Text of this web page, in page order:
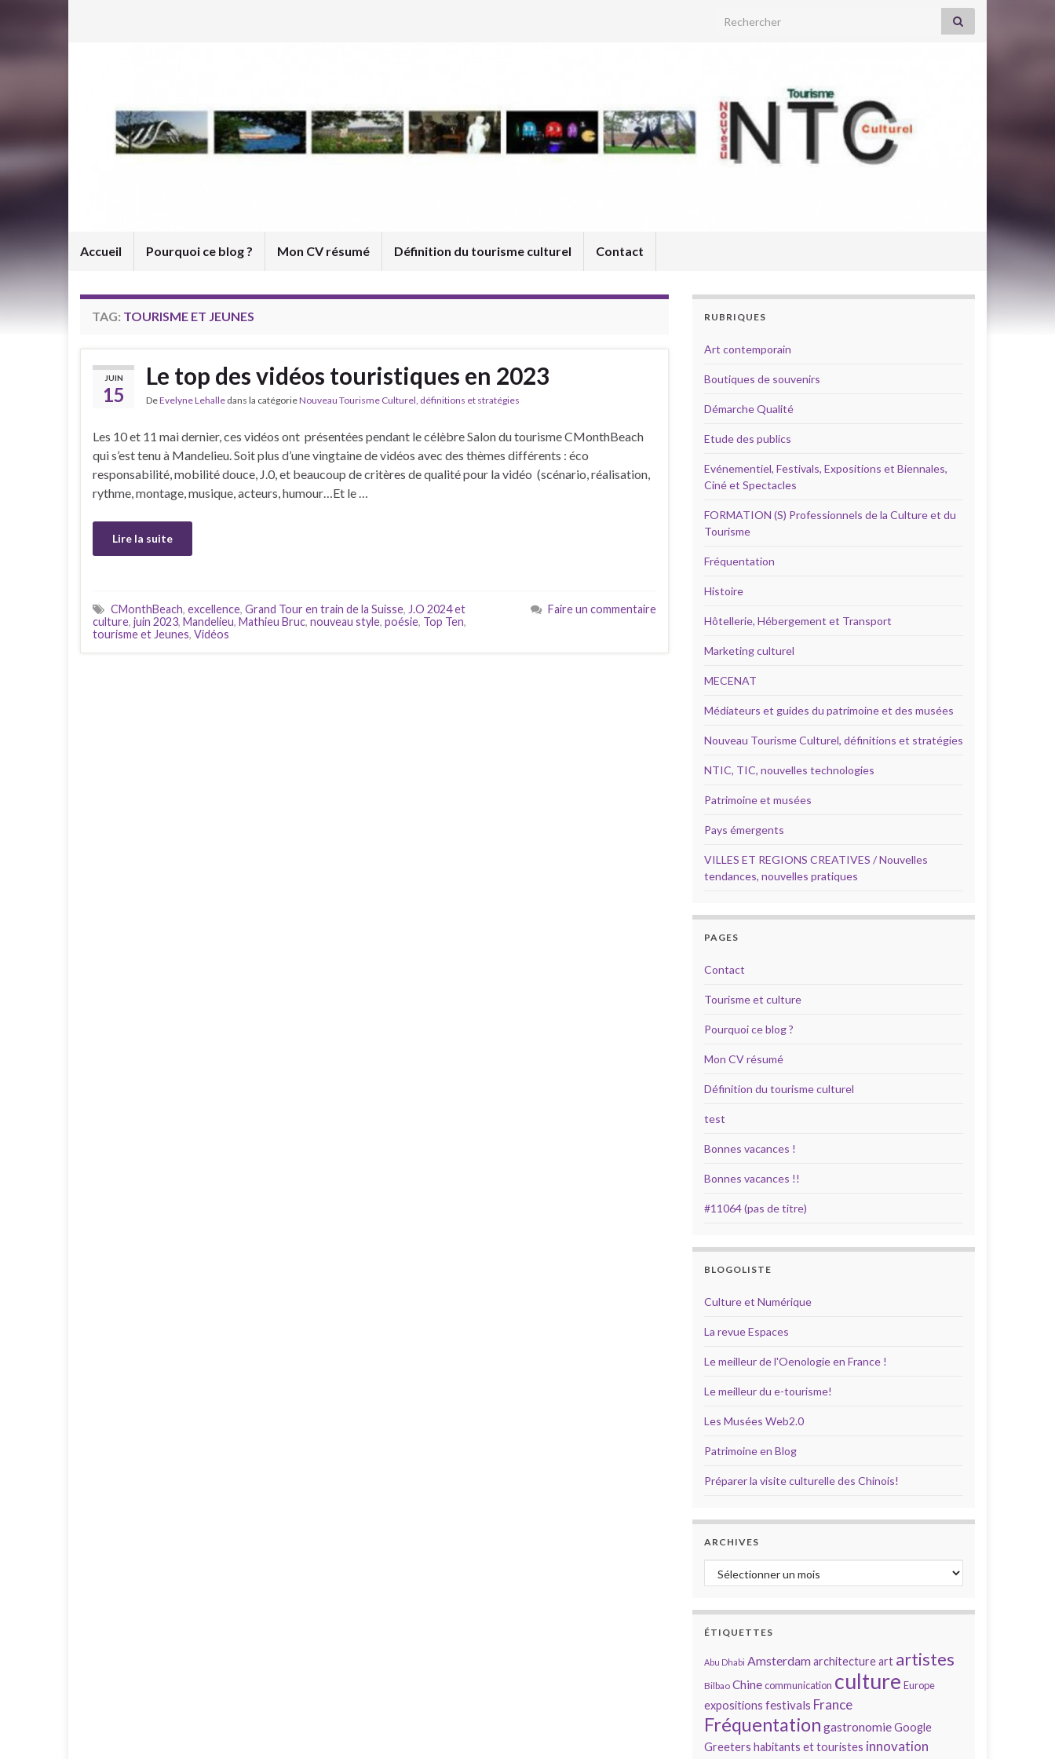
Search for:
Accueil Pourquoi ce blog ? Mon CV résumé Définition du tourisme culturel Contact
TAG: TOURISME ET JEUNES
JUIN
15
Le top des vidéos touristiques en 2023
DeEvelyne Lehalle dans la catégorieNouveau Tourisme Culturel, définitions et stratégies
Les 10 et 11 mai dernier, ces vidéos ont présentées pendant le célèbre Salon du tourisme CMonthBeach
qui s’est tenu à Mandelieu. Soit plus d’une vingtaine de vidéos avec des thèmes différents : éco
responsabilité, mobilité douce, J.0, et beaucoup de critères de qualité pour la vidéo (scénario, réalisation,
rythme, montage, musique, acteurs, humour…Et le …
Lire la suite
CMonthBeach, excellence, Grand Tour en train de la Suisse, J.O 2024 et
culture, juin 2023, Mandelieu, Mathieu Bruc, nouveau style, poésie, Top Ten,
tourisme et Jeunes, Vidéos
Faire un commentaire
RUBRIQUES
Art contemporain
Boutiques de souvenirs
Démarche Qualité
Etude des publics
Evénementiel, Festivals, Expositions et Biennales,
Ciné et Spectacles
FORMATION (S) Professionnels de la Culture et du
Tourisme
Fréquentation
Histoire
Hôtellerie, Hébergement et Transport
Marketing culturel
MECENAT
Médiateurs et guides du patrimoine et des musées
Nouveau Tourisme Culturel, définitions et stratégies
NTIC, TIC, nouvelles technologies
Patrimoine et musées
Pays émergents
VILLES ET REGIONS CREATIVES / Nouvelles
tendances, nouvelles pratiques
PAGES
Contact
Tourisme et culture
Pourquoi ce blog ?
Mon CV résumé
Définition du tourisme culturel
test
Bonnes vacances !
Bonnes vacances !!
#11064 (pas de titre)
BLOGOLISTE
Culture et Numérique
La revue Espaces
Le meilleur de l'Oenologie en France !
Le meilleur du e-tourisme!
Les Musées Web2.0
Patrimoine en Blog
Préparer la visite culturelle des Chinois!
ARCHIVES
Archives
ÉTIQUETTES
Abu Dhabi Amsterdamarchitectureart artistes
Bilbao Chinecommunication culture Europe
expositions festivals France
Fréquentation gastronomieGoogle
Greeters habitants et touristes innovation